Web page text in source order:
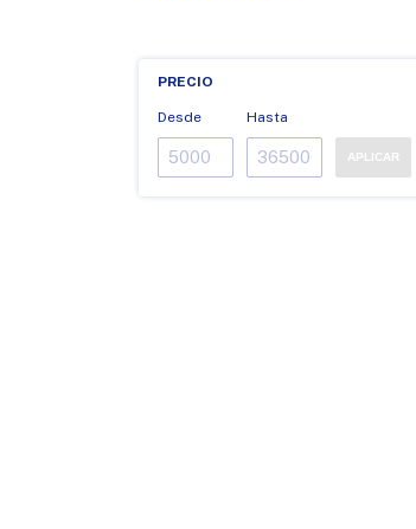
PRECIO
Desde Hasta
APLICAR